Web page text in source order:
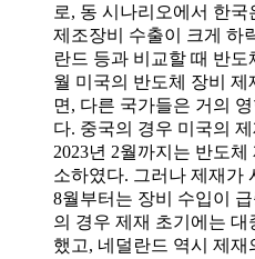
로, 동 시나리오에서 한국
제조장비 수출이 크게 하
란드 등과 비교할 때 반도
월 미국의 반도체 장비
면, 다른 국가들은 거의
다. 중국의 경우 미국의
2023년 2월까지는 반도
소하였다. 그러나 제재가
8월부터는 장비 수입이
의 경우 제재 초기에는
했고, 네덜란드 역시 제